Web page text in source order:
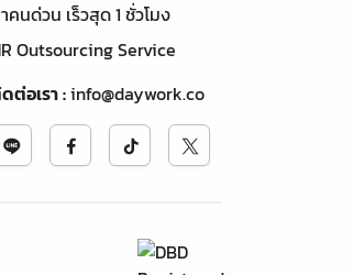
คนด่วน เร็วสุด 1 ชั่วโมง
Outsourcing Service
ต่อเรา:info@daywork.co